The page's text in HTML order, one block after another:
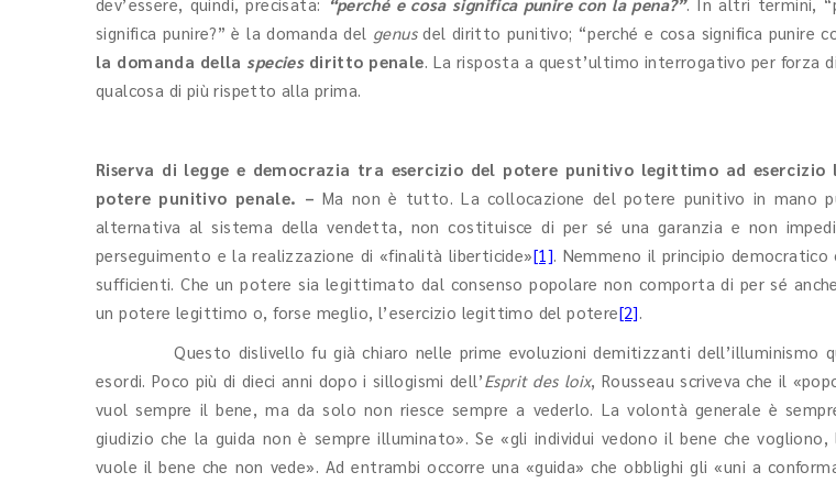
significa punire?” è la domanda del genusdel diritto punitivo; “perché e cosa significa punire
la domanda della speciesdiritto penale. La risposta a quest’ultimo interrogativo per forza
qualcosa di più rispetto alla prima.
Riserva di legge e democrazia tra esercizio del potere punitivo legittimo ad
potere punitivo penale. – Ma non è tutto. La collocazione del potere punitivo in mano
alternativa al sistema della vendetta, non costituisce di per sé una garanzia e non
perseguimento e la realizzazione di «finalità liberticide»[1]. Nemmeno il principio democratico
sufficienti. Che un potere sia legittimato dal consenso popolare non comporta di per sé
un potere legittimo o, forse meglio, l’esercizio legittimo del potere[2].
Questo dislivello fu già chiaro nelle prime evoluzioni demitizzanti dell’illuminismo
esordi. Poco più di dieci anni dopo i sillogismi dell’Esprit des loix, Rousseau scriveva che il
vuol sempre il bene, ma da solo non riesce sempre a vederlo. La volontà generale è
giudizio che la guida non è sempre illuminato». Se «gli individui vedono il bene che
vuole il bene che non vede». Ad entrambi occorre una «guida» che obblighi gli «uni a